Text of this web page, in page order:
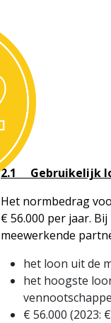
2.1 Gebruikelijk
Het normbedrag
€ 56.000 per jaar.
meewerkende
het loon uit de
het hoogste
€ 56.000 (2023: